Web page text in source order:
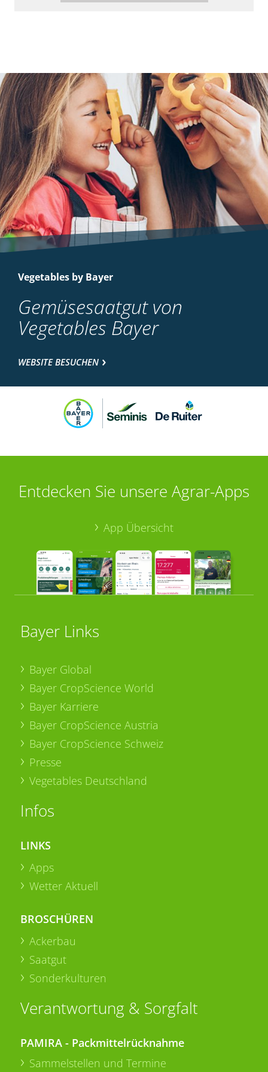
Vegetables by Bayer
Gemüsesaatgut von
Vegetables Bayer
WEBSITE BESUCHEN
Entdecken Sie unsere Agrar-Apps
App Übersicht
Bayer Links
Bayer Global
Bayer CropScience World
Bayer Karriere
Bayer CropScience Austria
Bayer CropScience Schweiz
Presse
Vegetables Deutschland
Infos
LINKS
Apps
Wetter Aktuell
BROSCHÜREN
Ackerbau
Saatgut
Sonderkulturen
Verantwortung & Sorgfalt
PAMIRA - Packmittelrücknahme
Sammelstellen und Termine